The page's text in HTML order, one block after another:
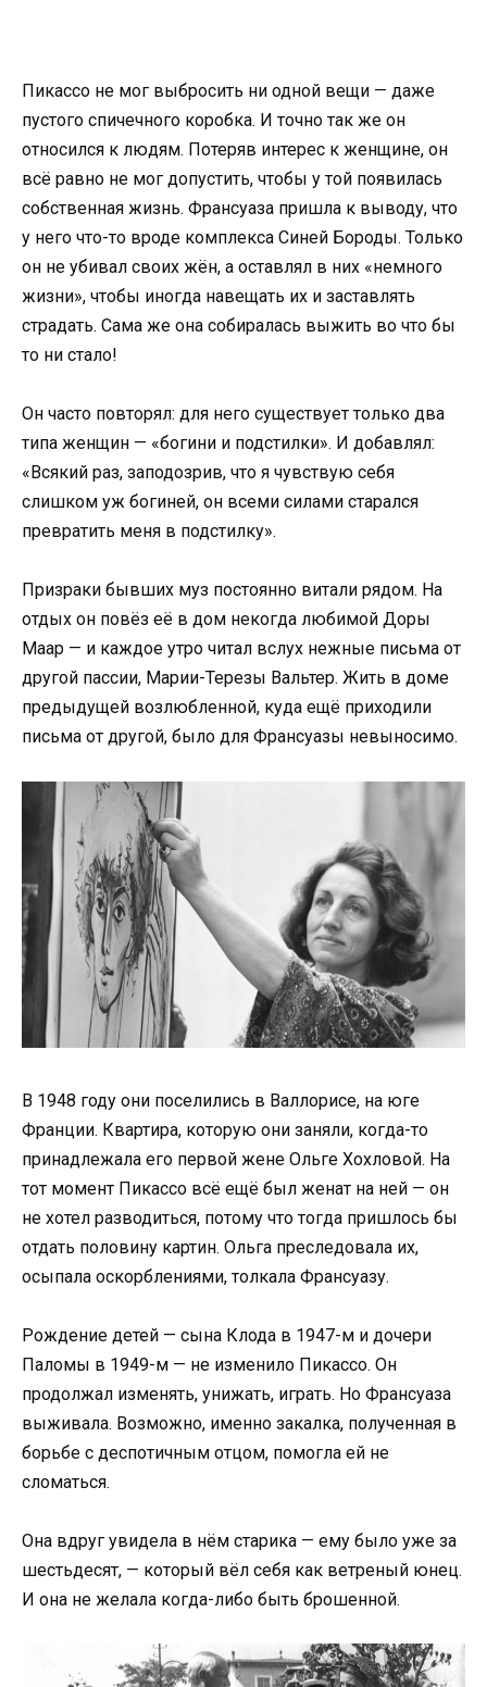
Пикассо не мог выбросить ни одной вещи — даже
пустого спичечного коробка. И точно так же он
относился к людям. Потеряв интерес к женщине, он
всё равно не мог допустить, чтобы у той появилась
собственная жизнь. Франсуаза пришла к выводу, что
у него что-то вроде комплекса Синей Бороды. Только
он не убивал своих жён, а оставлял в них «немного
жизни», чтобы иногда навещать их и заставлять
страдать. Сама же она собиралась выжить во что бы
то ни стало!
Он часто повторял: для него существует только два
типа женщин — «богини и подстилки». И добавлял:
«Всякий раз, заподозрив, что я чувствую себя
слишком уж богиней, он всеми силами старался
превратить меня в подстилку».
Призраки бывших муз постоянно витали рядом. На
отдых он повёз её в дом некогда любимой Доры
Маар — и каждое утро читал вслух нежные письма от
другой пассии, Марии-Терезы Вальтер. Жить в доме
предыдущей возлюбленной, куда ещё приходили
письма от другой, было для Франсуазы невыносимо.
В 1948 году они поселились в Валлорисе, на юге
Франции. Квартира, которую они заняли, когда-то
принадлежала его первой жене Ольге Хохловой. На
тот момент Пикассо всё ещё был женат на ней — он
не хотел разводиться, потому что тогда пришлось бы
отдать половину картин. Ольга преследовала их,
осыпала оскорблениями, толкала Франсуазу.
Рождение детей — сына Клода в 1947-м и дочери
Паломы в 1949-м — не изменило Пикассо. Он
продолжал изменять, унижать, играть. Но Франсуаза
выживала. Возможно, именно закалка, полученная в
борьбе с деспотичным отцом, помогла ей не
сломаться.
Она вдруг увидела в нём старика — ему было уже за
шестьдесят, — который вёл себя как ветреный юнец.
И она не желала когда-либо быть брошенной.